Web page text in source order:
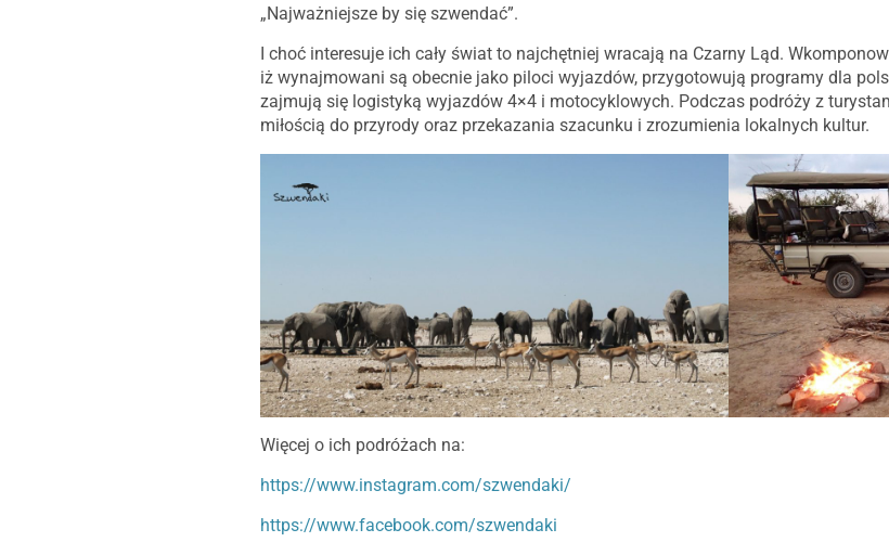
„Najważniejsze by się szwendać”.
I choć interesuje ich cały świat to najchętniej wracają na Czarny Ląd.
iż wynajmowani są obecnie jako piloci wyjazdów, przygotowują programy dla
zajmują się logistyką wyjazdów 4×4 i motocyklowych. Podczas podróży z
miłością do przyrody oraz przekazania szacunku i zrozumienia lokalnych kultur.
Więcej o ich podróżach na:
https://www.instagram.com/szwendaki/
https://www.facebook.com/szwendaki